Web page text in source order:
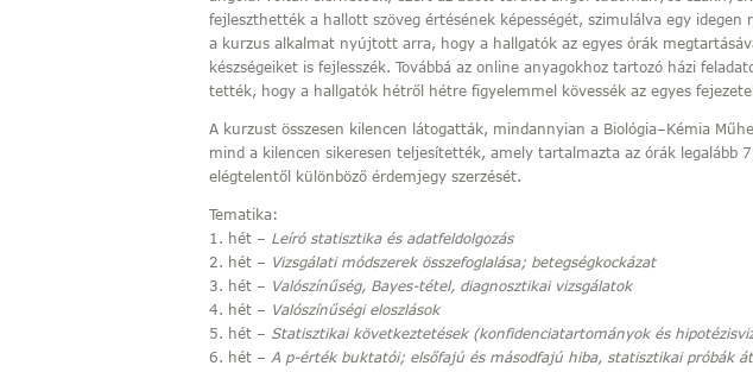
fejleszthették a hallott szöveg értésének képességét, szimulálva egy
a kurzus alkalmat nyújtott arra, hogy a hallgatók az egyes órák
készségeiket is fejlesszék. Továbbá az online anyagokhoz tartozó házi
tették, hogy a hallgatók hétről hétre figyelemmel kövessék az egyes
A kurzust összesen kilencen látogatták, mindannyian a Biológia–Kémia
mind a kilencen sikeresen teljesítették, amely tartalmazta az órák legalább
elégtelentől különböző érdemjegy szerzését.
Tematika:
1. hét – Leíró statisztika és adatfeldolgozás
2. hét – Vizsgálati módszerek összefoglalása; betegségkockázat
3. hét – Valószínűség, Bayes-tétel, diagnosztikai vizsgálatok
4. hét – Valószínűségi eloszlások
5. hét – Statisztikai következtetések (konfidenciatartományok és
6. hét –A p-érték buktatói; elsőfajú és másodfajú hiba, statisztikai próbák